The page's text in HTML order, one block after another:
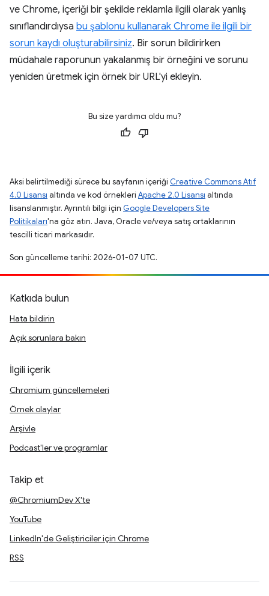
ve Chrome, içeriği bir şekilde reklamla ilgili olarak yanlış
sınıflandırdıysa bu şablonu kullanarak Chrome ile ilgili bir
sorun kaydı oluşturabilirsiniz. Bir sorun bildirirken
müdahale raporunun yakalanmış bir örneğini ve sorunu
yeniden üretmek için örnek bir URL'yi ekleyin.
Bu size yardımcı oldu mu?
Aksi belirtilmediği sürece bu sayfanın içeriği Creative Commons Atıf
4.0 Lisansı altında ve kod örnekleri Apache 2.0 Lisansı altında
lisanslanmıştır. Ayrıntılı bilgi için Google Developers Site
Politikaları'na göz atın. Java, Oracle ve/veya satış ortaklarının
tescilli ticari markasıdır.
Son güncelleme tarihi: 2026-01-07 UTC.
Katkıda bulun
Hata bildirin
Açık sorunlara bakın
İlgili içerik
Chromium güncellemeleri
Örnek olaylar
Arşivle
Podcast'ler ve programlar
Takip et
@ChromiumDev X'te
YouTube
LinkedIn'de Geliştiriciler için Chrome
RSS